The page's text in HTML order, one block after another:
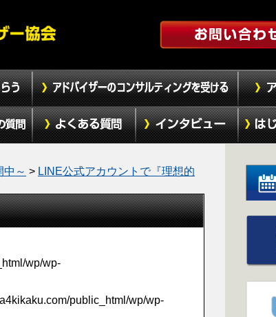
中～ > LINE公式アカウントで『理想的
wp/wp-
public_html/wp/wp-